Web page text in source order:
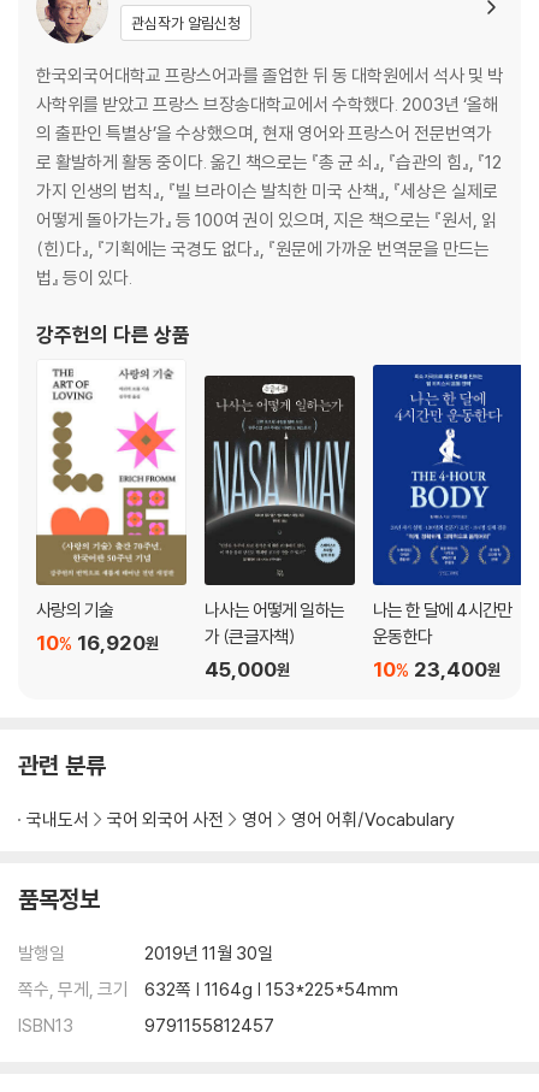
후기 : 어떻게 해야 어휘력을 꾸준히 향상시킬 수 있을까요?
한국어판 부록 : 워드 맵핑북
+영어판 별책부록
관심작가 알림신청
한국외국어대학교 프랑스어과를 졸업한 뒤 동 대학원에서 석사 및 박
사학위를 받았고 프랑스 브장송대학교에서 수학했다. 2003년 ‘올해
의 출판인 특별상’을 수상했으며, 현재 영어와 프랑스어 전문번역가
로 활발하게 활동 중이다. 옮긴 책으로는 『총 균 쇠』, 『습관의 힘』, 『12
가지 인생의 법칙』, 『빌 브라이슨 발칙한 미국 산책』, 『세상은 실제로
어떻게 돌아가는가』 등 100여 권이 있으며, 지은 책으로는 『원서, 읽
(힌)다』, 『기획에는 국경도 없다』, 『원문에 가까운 번역문을 만드는
법』 등이 있다.
강주헌의 다른 상품
사랑의 기술
16,920원
10%
나사는 어떻게 일하는
가 (큰글자책)
45,000원
나는 한 달에 4시간만
운동한다
23,400원
10%
관련 분류
국내도서 국어 외국어 사전 영어 영어 어휘/Vocabulary
품목정보
발행일
2019년 11월 30일
쪽수, 무게, 크기
632쪽 | 1164g | 153*225*54mm
ISBN13
9791155812457